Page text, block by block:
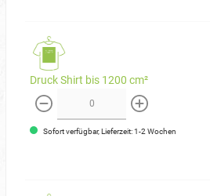
Druck Shirt bis 1200 cm²
weniger mehr
Sofort verfügbar, Lieferzeit: 1-2 Wochen